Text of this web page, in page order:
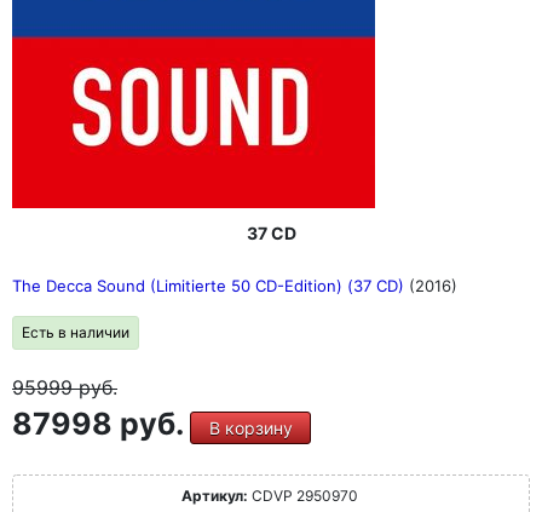
37 CD
The Decca Sound (Limitierte 50 CD-Edition) (37 CD) (2016)
Есть в наличии
95999руб.
87998 руб. В корзину
Артикул: CDVP 2950970